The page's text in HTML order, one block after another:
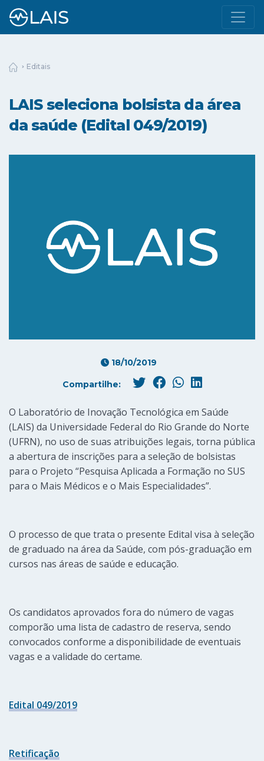
Editais
LAIS seleciona bolsista da área
da saúde (Edital 049/2019)
18/10/2019
Compartilhe:
O Laboratório de Inovação Tecnológica em Saúde
(LAIS) da Universidade Federal do Rio Grande do Norte
(UFRN), no uso de suas atribuições legais, torna pública
a abertura de inscrições para a seleção de bolsistas
para o Projeto “Pesquisa Aplicada a Formação no SUS
para o Mais Médicos e o Mais Especialidades”.
O processo de que trata o presente Edital visa à seleção
de graduado na área da Saúde, com pós-graduação em
cursos nas áreas de saúde e educação.
Os candidatos aprovados fora do número de vagas
comporão uma lista de cadastro de reserva, sendo
convocados conforme a disponibilidade de eventuais
vagas e a validade do certame.
Edital 049/2019
Retificação